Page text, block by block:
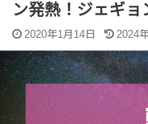
ン発熱！ジェギョ
2020年1月14日 2024